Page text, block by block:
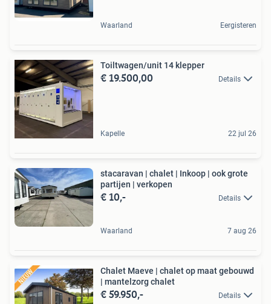
Waarland Eergisteren
Toiltwagen/unit 14 klepper
€ 19.500,00 Details
Kapelle 22 jul 26
stacaravan | chalet | Inkoop | ook grote
partijen | verkopen
€ 10,- Details
Waarland 7 aug 26
Chalet Maeve | chalet op maat gebouwd
| mantelzorg chalet
€ 59.950,- Details